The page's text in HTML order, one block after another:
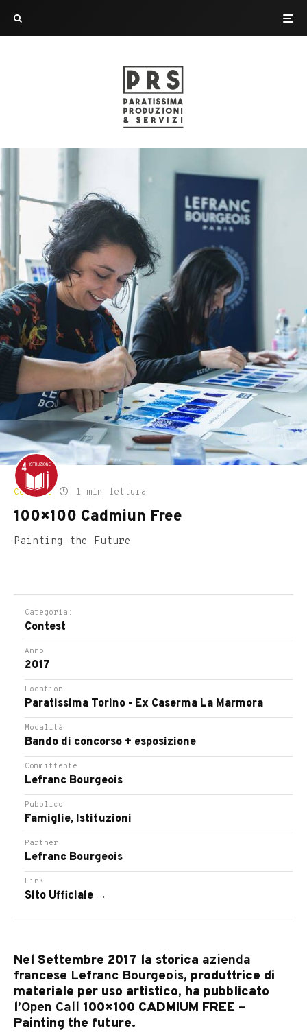
Contest 1 min lettura
100×100 Cadmiun Free
Painting the Future
Categoria:
Contest
Anno
2017
Location
Paratissima Torino - Ex Caserma La Marmora
Modalità
Bando di concorso + esposizione
Committente
Lefranc Bourgeois
Pubblico
Famiglie, Istituzioni
Partner
Lefranc Bourgeois
Link
Sito Ufficiale →
Nel Settembre 2017 la storica azienda
francese Lefranc Bourgeois, produttrice di
materiale per uso artistico, ha pubblicato
l’Open Call 100×100 CADMIUM FREE –
Painting the future.